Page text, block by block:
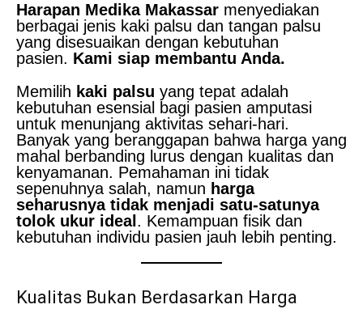
Harapan Medika Makassar menyediakan
berbagai jenis kaki palsu dan tangan palsu
yang disesuaikan dengan kebutuhan
pasien. Kami siap membantu Anda.
Memilih kaki palsu yang tepat adalah
kebutuhan esensial bagi pasien amputasi
untuk menunjang aktivitas sehari-hari.
Banyak yang beranggapan bahwa harga yang
mahal berbanding lurus dengan kualitas dan
kenyamanan. Pemahaman ini tidak
sepenuhnya salah, namun harga
seharusnya tidak menjadi satu-satunya
tolok ukur ideal . Kemampuan fisik dan
kebutuhan individu pasien jauh lebih penting.
Kualitas Bukan Berdasarkan Harga